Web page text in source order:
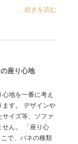
...続きを読む
座り心地
地を一番に考え
ます。 デザインや
サイズ等、ソファ
せん。 「座り心
で、バネの種類